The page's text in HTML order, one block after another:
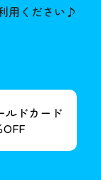
用ください♪
ルドカード
OFF